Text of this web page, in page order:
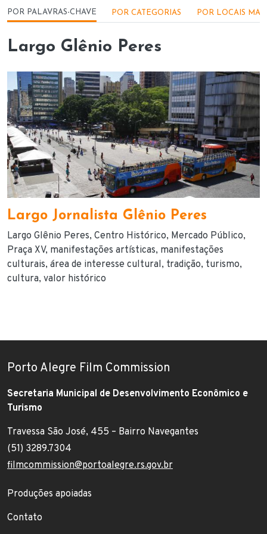
Menu - LocaçõesPOR CATEGORIAS
POR PALAVRAS-CHAVE POR LOCAIS
Largo Glênio Peres
Largo Jornalista Glênio Peres
Largo Glênio Peres Centro Histórico Mercado Público
Praça XV manifestações artísticas manifestações
culturais área de interesse cultural tradição turismo
cultura valor histórico
Porto Alegre Film Commission
Secretaria Municipal de Desenvolvimento Econômico e
Turismo
Endereço:
Travessa São José, 455 – Bairro Navegantes
Telefone:
(51) 3289.7304
E-mail:
filmcommission@portoalegre.rs.gov.br
Footer menu
Produções apoiadas
Contato